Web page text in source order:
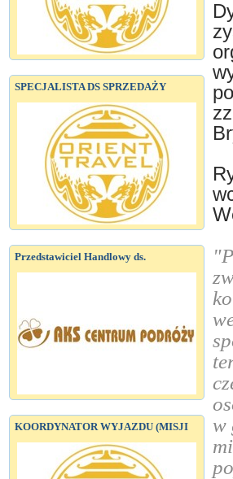
SPECJALISTA DS SPRZEDAŻY
Przedstawiciel Handlowy ds.
KOORDYNATOR WYJAZDU (MISJI
w